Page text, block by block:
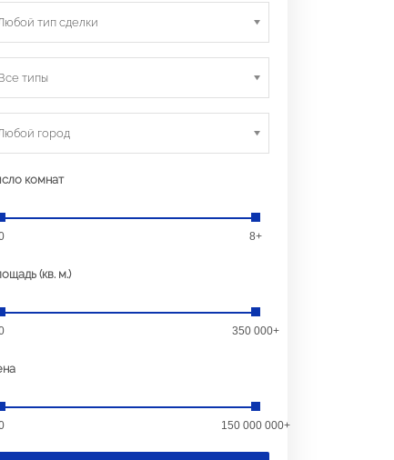
тип сделки
типы
город
комнат
8+
(кв. м.)
350 000+
150 000 000+